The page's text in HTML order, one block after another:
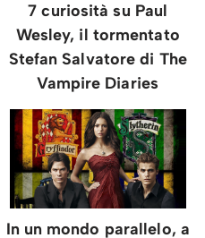
7 curiosità su Paul
Wesley, il tormentato
Stefan Salvatore di The
Vampire Diaries
In un mondo parallelo, a